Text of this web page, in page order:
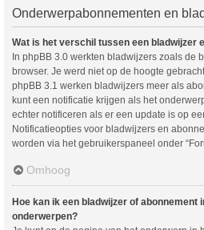
Onderwerpabonnementen en
Wat is het verschil tussen een bladwijzer
In phpBB 3.0 werkten bladwijzers zoals de
browser. Je werd niet op de hoogte
phpBB 3.1 werken bladwijzers meer als
kunt een notificatie krijgen als het
echter notificeren als er een update is op
Notificatieopties voor bladwijzers en
worden via het gebruikerspaneel onder
Omhoog
Hoe kan ik een bladwijzer of abonnement
onderwerpen?